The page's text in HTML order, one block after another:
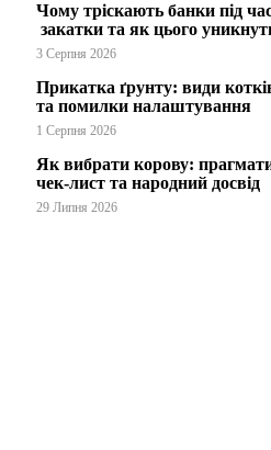
Чому тріскають банки під
закатки та як цього
3 Серпня 2026
Прикатка ґрунту: види
та помилки налаштування
1 Серпня 2026
Як вибрати корову:
чек-лист та народний досвід
29 Липня 2026